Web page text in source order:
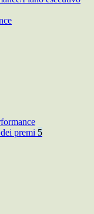
premi 5